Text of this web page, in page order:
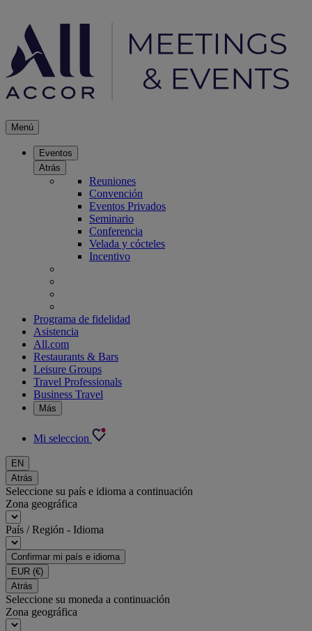
Menú
Eventos
Atrás
Reuniones
Convención
Eventos Privados
Seminario
Conferencia
Velada y cócteles
Incentivo
Programa de fidelidad
Asistencia
All.com
Restaurants & Bars
Leisure Groups
Travel Professionals
Business Travel
Más
Mi seleccion
EN
Atrás
Seleccione su país e idioma a continuación
Zona geográfica
País / Región - Idioma
Confirmar mi país e idioma
EUR (€)
Atrás
Seleccione su moneda a continuación
Zona geográfica